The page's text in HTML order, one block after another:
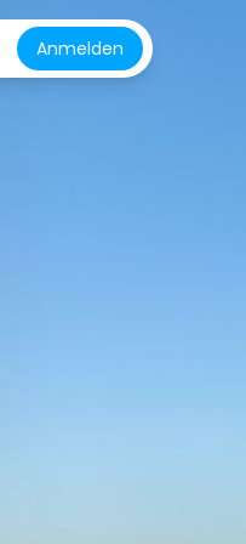
Anmelden